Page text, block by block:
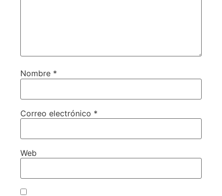
Nombre *
Correo electrónico *
Web